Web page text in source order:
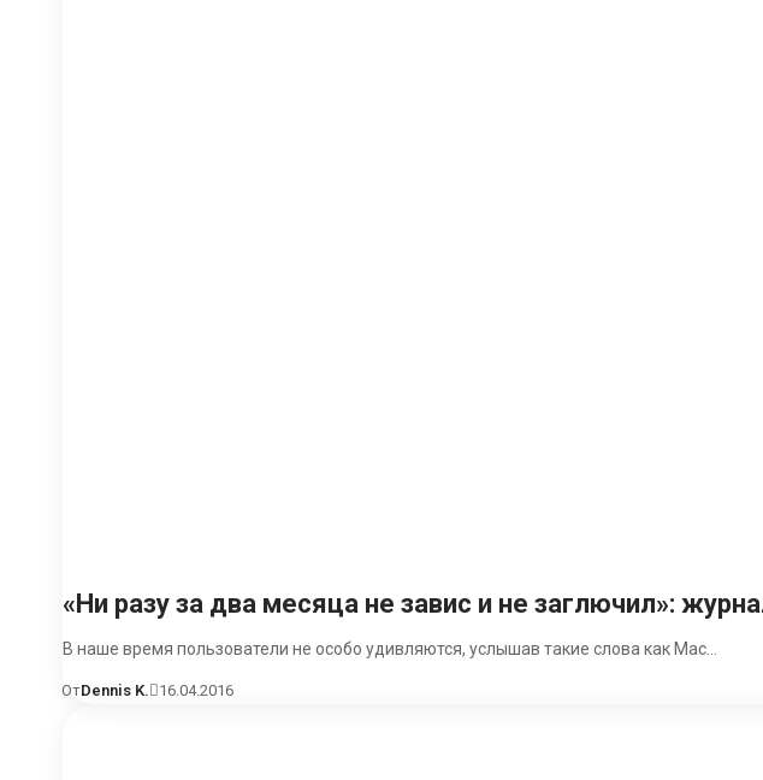
«Ни разу за два месяца не завис и не заглючил»:
В наше время пользователи не особо удивляются, услышав такие слова как Mac…
ОтDennis K. 16.04.2016